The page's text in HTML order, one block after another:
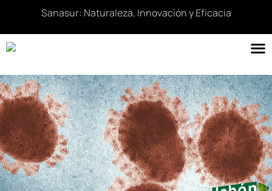
Sanasur: Naturaleza, Innovación y Eficacia